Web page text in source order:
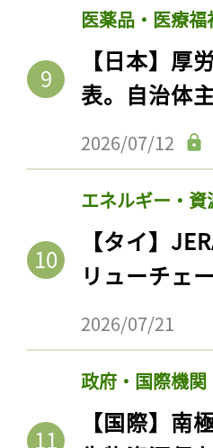
医薬品・医療福
【日本】厚
表。自治体
2026/07/12
エネルギー・資
【タイ】
リューチェ
2026/07/21
政府・国際機関
【国際】南